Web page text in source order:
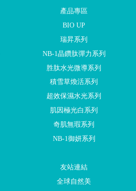
產品專區
BIO UP
瑞昇系列
NB-1晶鑽肽彈力系列
胜肽水光微導系列
積雪草煥活系列
超效保濕水光系列
肌因極光白系列
奇肌無瑕系列
NB-1御妍系列
友站連結
全球自然美